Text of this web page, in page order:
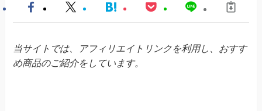
当サイトでは、アフィリエイトリンクを利用し、おすす
め商品のご紹介をしています。